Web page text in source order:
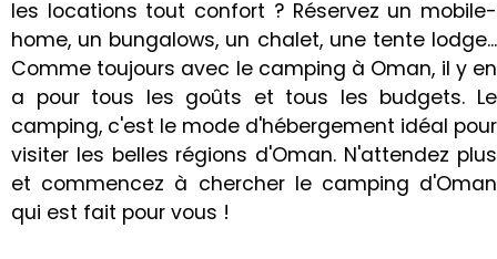
les locations tout confort ? Réservez un mobile-
home, un bungalows, un chalet, une tente lodge...
Comme toujours avec le camping à Oman, il y en
a pour tous les goûts et tous les budgets. Le
camping, c'est le mode d'hébergement idéal pour
visiter les belles régions d'Oman. N'attendez plus
et commencez à chercher le camping d'Oman
qui est fait pour vous !